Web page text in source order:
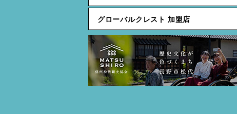
グローバルクレスト 加盟店